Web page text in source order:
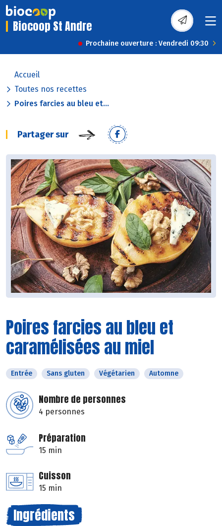
Biocoop St Andre
Prochaine ouverture : Vendredi 09:30
Accueil
Toutes nos recettes
Poires farcies au bleu et...
Partager sur
Poires farcies au bleu et
caramélisées au miel
Entrée Sans gluten Végétarien Automne
Nombre de personnes
4 personnes
Préparation
15 min
Cuisson
15 min
Ingrédients